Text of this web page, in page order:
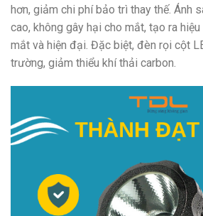
hơn, giảm chi phí bảo trì thay thế. Ánh
cao, không gây hại cho mắt, tạo ra
mắt và hiện đại. Đặc biệt, đèn rọi cột
trường, giảm thiểu khí thải carbon.